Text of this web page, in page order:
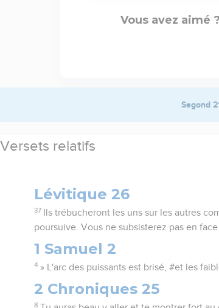
Vous avez aimé
Segond
Versets relatifs
Lévitique 26
37
Ils trébucheront les uns sur les autres
poursuive. Vous ne subsisterez pas en
1 Samuel 2
4 » L'arc des puissants est brisé, #et les
2 Chroniques 25
8